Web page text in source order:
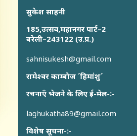
सुकेश साहनी
185,उत्सव,महानगर पार्ट–2
बरेली–243122 (उ.प्र.)
sahnisukesh@gmail.com
रामेश्वर काम्बोज ´हिमांशु´
रचनाएँ भेजने के लिए ई-मेल-:-
laghukatha89@gmail.com
विशेष सूचना-:-